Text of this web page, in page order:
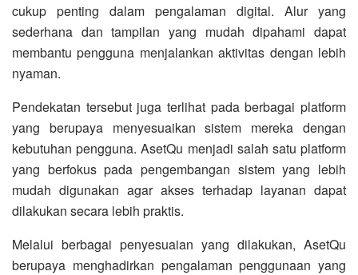
cukup penting dalam pengalaman digital. Alur yang
sederhana dan tampilan yang mudah dipahami dapat
membantu pengguna menjalankan aktivitas dengan lebih
nyaman.
Pendekatan tersebut juga terlihat pada berbagai platform
yang berupaya menyesuaikan sistem mereka dengan
kebutuhan pengguna. AsetQu menjadi salah satu platform
yang berfokus pada pengembangan sistem yang lebih
mudah digunakan agar akses terhadap layanan dapat
dilakukan secara lebih praktis.
Melalui berbagai penyesuaian yang dilakukan, AsetQu
berupaya menghadirkan pengalaman penggunaan yang